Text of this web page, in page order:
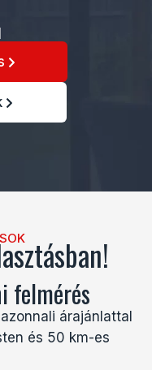
felmérés
azonnali árajánlattal
és 50 km-es